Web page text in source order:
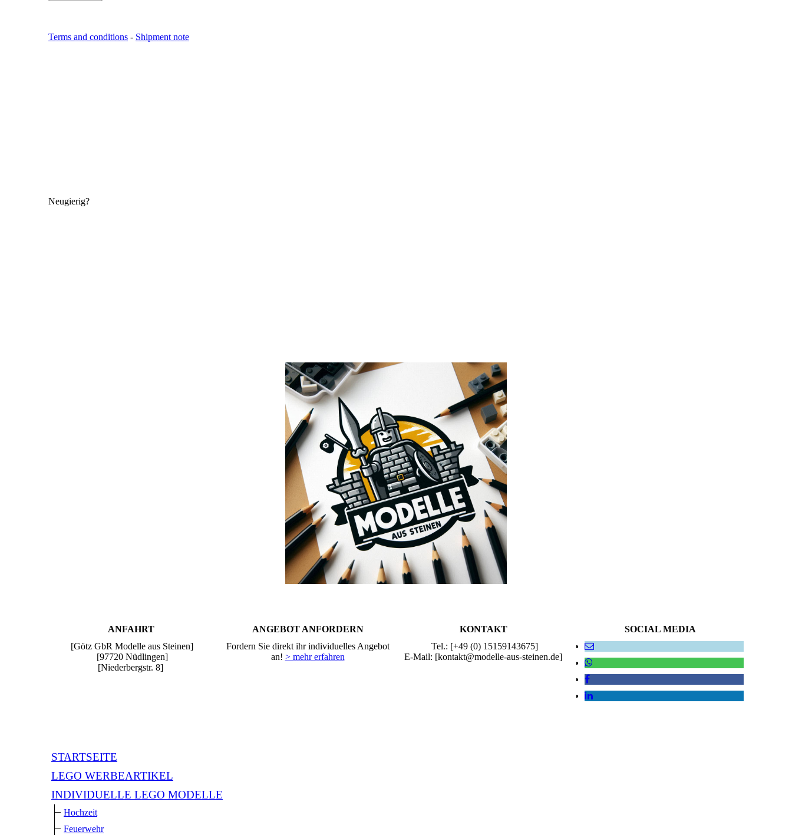
Terms and conditions - Shipment note
Neugierig?
ANFAHRT
[Götz GbR Modelle aus Steinen]
[97720 Nüdlingen]
[Niederbergstr. 8]
ANGEBOT ANFORDERN
Fordern Sie direkt ihr individuelles Angebot
an! > mehr erfahren
KONTAKT
Tel.: [+49 (0) 15159143675]
E-Mail: [kontakt@modelle-aus-steinen.de]
SOCIAL MEDIA
STARTSEITE
LEGO WERBEARTIKEL
INDIVIDUELLE LEGO MODELLE
Hochzeit
Feuerwehr